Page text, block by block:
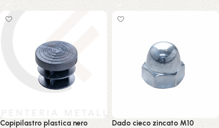
Copipilastro plastica nero
Dado cieco zincato M10